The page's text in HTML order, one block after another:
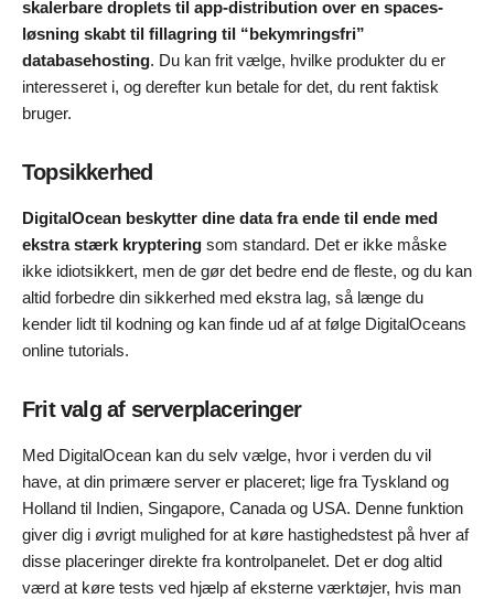
skalerbare droplets til app-distribution over en spaces-
løsning skabt til fillagring til “bekymringsfri”
databasehosting. Du kan frit vælge, hvilke produkter du er
interesseret i, og derefter kun betale for det, du rent faktisk
bruger.
Topsikkerhed
DigitalOcean beskytter dine data fra ende til ende med
ekstra stærk kryptering som standard. Det er ikke måske
ikke idiotsikkert, men de gør det bedre end de fleste, og du kan
altid forbedre din sikkerhed med ekstra lag, så længe du
kender lidt til kodning og kan finde ud af at følge DigitalOceans
online tutorials.
Frit valg af serverplaceringer
Med DigitalOcean kan du selv vælge, hvor i verden du vil
have, at din primære server er placeret; lige fra Tyskland og
Holland til Indien, Singapore, Canada og USA. Denne funktion
giver dig i øvrigt mulighed for at køre hastighedstest på hver af
disse placeringer direkte fra kontrolpanelet. Det er dog altid
værd at køre tests ved hjælp af eksterne værktøjer, hvis man